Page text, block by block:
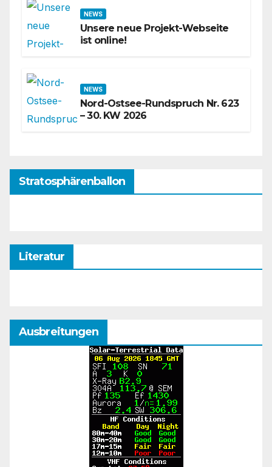
NEWS
Unsere neue Projekt-Webseite
ist online!
NEWS
Nord-Ostsee-Rundspruch Nr. 623
– 30. KW 2026
Stratosphärenballon
Literatur
Ausbreitungen